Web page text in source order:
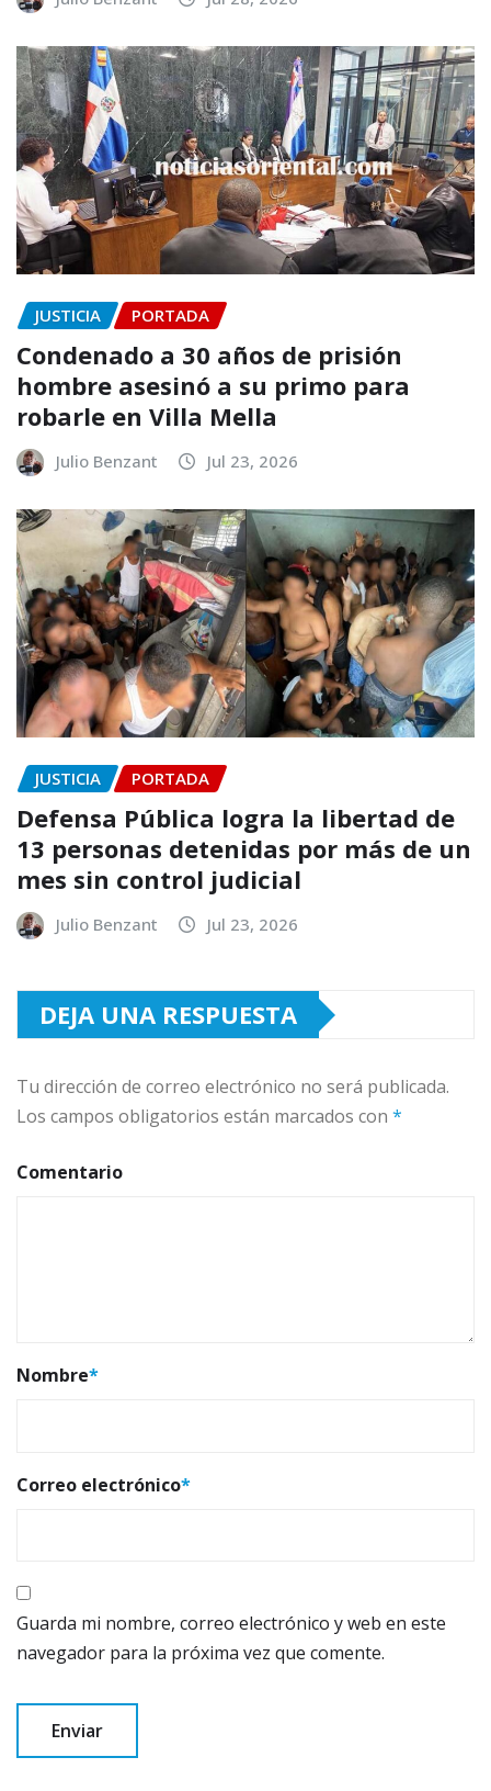
JUSTICIA PORTADA
Condenado a 30 años de prisión
hombre asesinó a su primo para
robarle en Villa Mella
Julio Benzant Jul 23, 2026
JUSTICIA PORTADA
Defensa Pública logra la libertad de
13 personas detenidas por más de un
mes sin control judicial
Julio Benzant Jul 23, 2026
DEJA UNA RESPUESTA
Tu dirección de correo electrónico no será publicada.
Los campos obligatorios están marcados con *
Comentario
Nombre*
Correo electrónico*
Guarda mi nombre, correo electrónico y web en este
navegador para la próxima vez que comente.